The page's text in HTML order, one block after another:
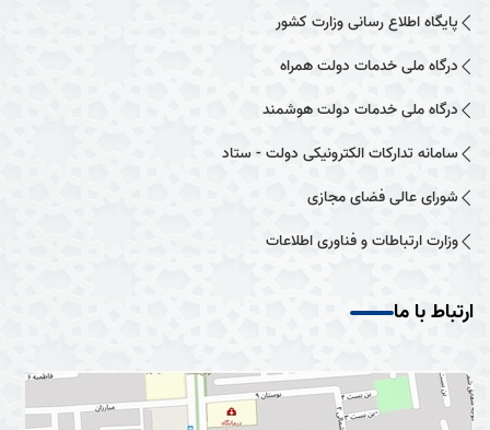
پایگاه اطلاع رسانی وزارت کشور
درگاه ملی خدمات دولت همراه
درگاه ملی خدمات دولت هوشمند
سامانه تدارکات الکترونیکی دولت - ستاد
شورای عالی فضای مجازی
وزارت ارتباطات و فناوری اطلاعات
ارتباط با ما